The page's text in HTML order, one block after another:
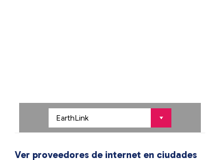
Ver proveedores de internet en ciudades